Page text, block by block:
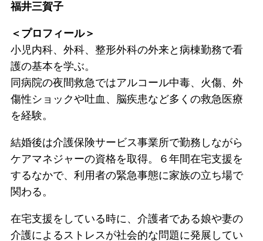
福井三賀子
＜プロフィール＞
小児内科、外科、整形外科の外来と病棟勤務で看
護の基本を学ぶ。
同病院の夜間救急ではアルコール中毒、火傷、外
傷性ショックや吐血、脳疾患など多くの救急医療
を経験。
結婚後は介護保険サービス事業所で勤務しながら
ケアマネジャーの資格を取得。６年間在宅支援を
するなかで、利用者の緊急事態に家族の立ち場で
関わる。
在宅支援をしている時に、介護者である娘や妻の
介護によるストレスが社会的な問題に発展してい